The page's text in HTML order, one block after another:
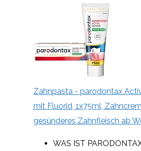
Zahnpasta - parodontax
mit Fluorid, 1x75ml,
gesünderes Zahnfleisch ab
WAS IST